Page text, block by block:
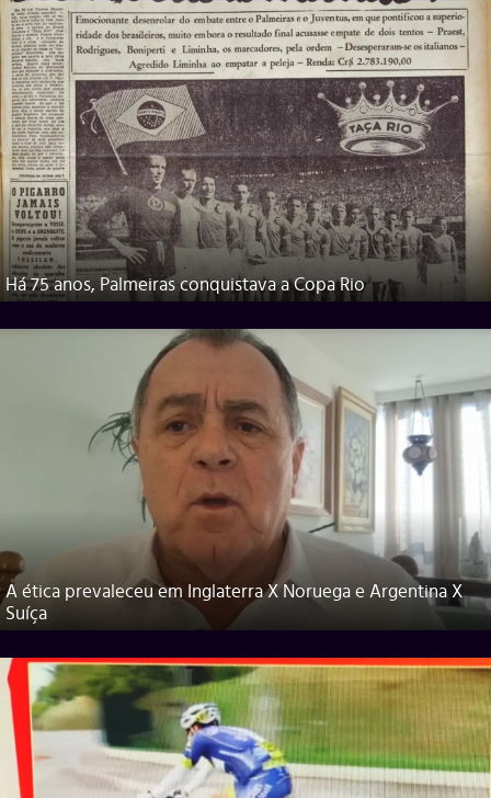
Há 75 anos, Palmeiras conquistava a Copa Rio
A ética prevaleceu em Inglaterra X Noruega e Argentina X
Suíça